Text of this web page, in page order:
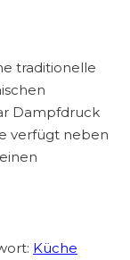
traditionelle
Dampfdruck
verfügt neben
Küche